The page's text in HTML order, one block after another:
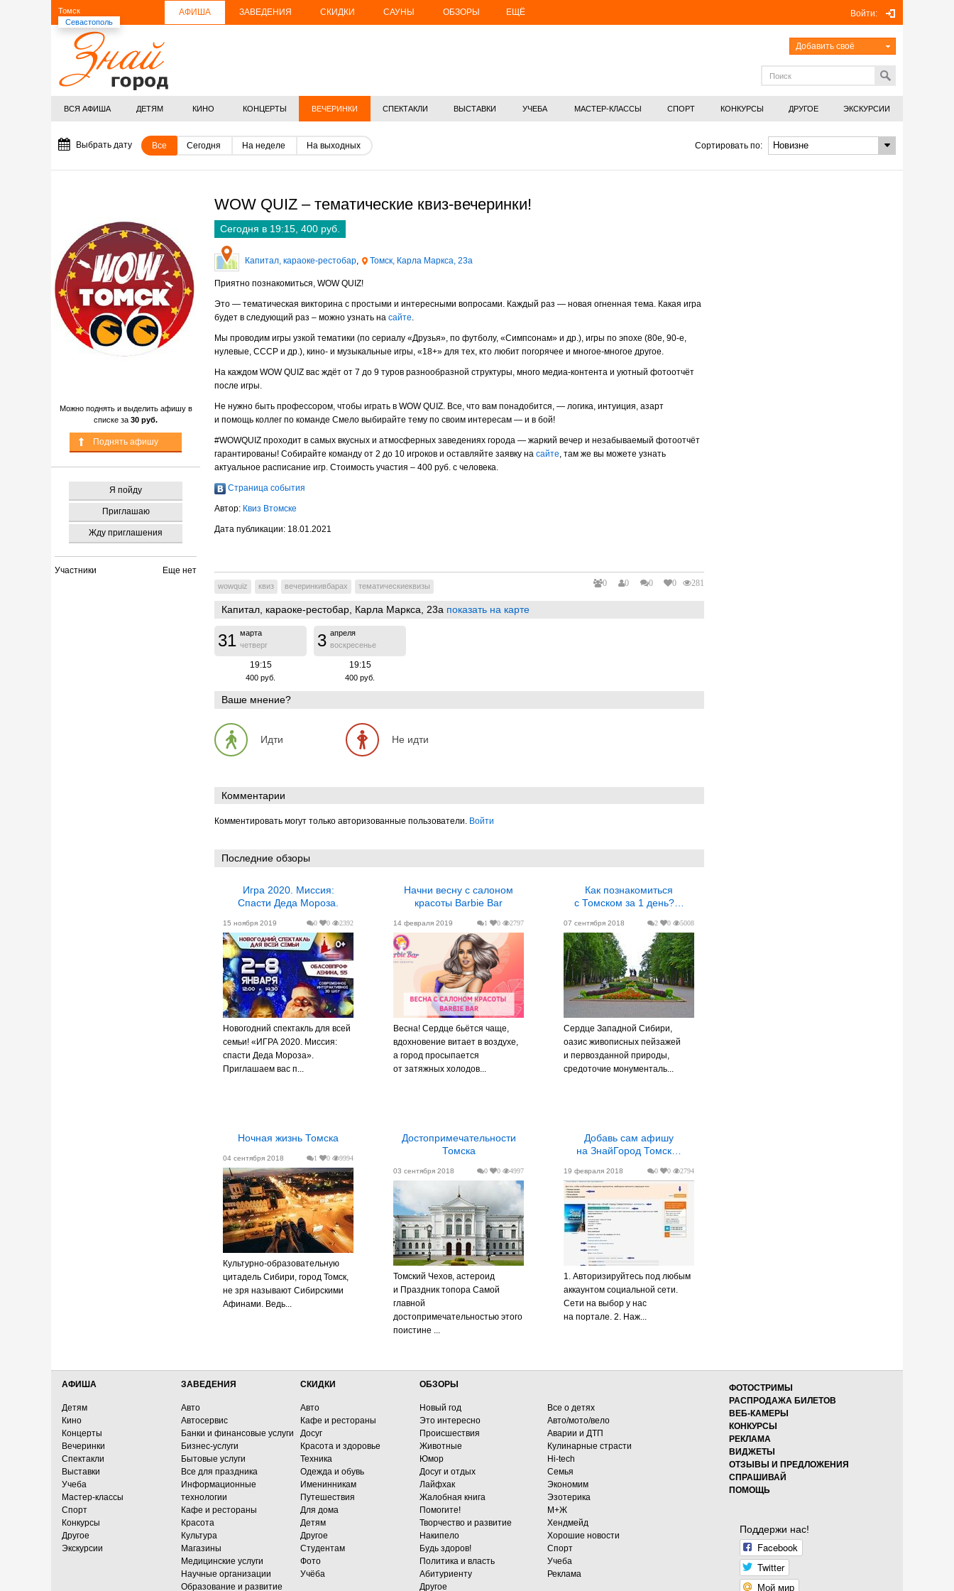
Томск
Севастополь
АФИША ЗАВЕДЕНИЯ СКИДКИ САУНЫ ОБЗОРЫ ЕЩЁ Войти:
Добавить своё
ВСЯ АФИША ДЕТЯМ КИНО КОНЦЕРТЫ ВЕЧЕРИНКИ СПЕКТАКЛИ ВЫСТАВКИ УЧЕБА МАСТЕР-КЛАССЫ СПОРТ КОНКУРСЫ ДРУГОЕ ЭКСКУРСИИ
Все Сегодня На неделе На выходных
Выбрать дату Сортировать по:
Можно поднять и выделить афишу в
списке за 30 руб.
Поднять афишу
Я пойду
Приглашаю
Жду приглашения
Участники Еще нет
WOW QUIZ – тематические квиз-вечеринки!
Сегодня в 19:15 400 руб.
Капитал, караоке-рестобар, Томск, Карла Маркса, 23а
Приятно познакомиться, WOW QUIZ!
Это — тематическая викторина с простыми и интересными вопросами. Каждый раз — новая огненная тема. Какая игра
будет в следующий раз – можно узнать на сайте.
Мы проводим игры узкой тематики (по сериалу «Друзья», по футболу, «Симпсонам» и др.), игры по эпохе (80е, 90-е,
нулевые, СССР и др.), кино- и музыкальные игры, «18+» для тех, кто любит погорячее и многое-многое другое.
На каждом WOW QUIZ вас ждёт от 7 до 9 туров разнообразной структуры, много медиа-контента и уютный фотоотчёт
после игры.
Не нужно быть профессором, чтобы играть в WOW QUIZ. Все, что вам понадобится, — логика, интуиция, азарт
и помощь коллег по команде Смело выбирайте тему по своим интересам — и в бой!
#WOWQUIZ проходит в самых вкусных и атмосферных заведениях города — жаркий вечер и незабываемый фотоотчёт
гарантированы! Собирайте команду от 2 до 10 игроков и оставляйте заявку на сайте, там же вы можете узнать
актуальное расписание игр. Стоимость участия – 400 руб. с человека.
Страница события
Автор: Квиз Втомске
Дата публикации: 18.01.2021
wowquiz квиз вечеринкивбарах тематическиеквизы 0 0 0 0 281
Капитал, караоке-рестобар , Карла Маркса, 23а показать на карте
31 марта
четверг
19:15
400 руб.
3 апреля
воскресенье
19:15
400 руб.
Ваше мнение?
Идти Не идти
Комментарии
Комментировать могут только авторизованные пользователи. Войти
Последние обзоры
Игра 2020. Миссия:
Спасти Деда Мороза.
0 0 2392
15 ноября 2019
Новогодний спектакль для всей
семьи! «ИГРА 2020. Миссия:
спасти Деда Мороза».
Приглашаем вас п...
Начни весну с салоном
красоты Barbie Bar
1 0 2797
14 февраля 2019
Весна! Сердце бьётся чаще,
вдохновение витает в воздухе,
а город просыпается
от затяжных холодов...
Как познакомиться
с Томском за 1 день?…
2 0 5008
07 сентября 2018
Сердце Западной Сибири,
оазис живописных пейзажей
и первозданной природы,
средоточие монументаль...
Ночная жизнь Томска
1 0 9994
04 сентября 2018
Культурно-образовательную
цитадель Сибири, город Томск,
не зря называют Сибирскими
Афинами. Ведь...
Достопримечательности
Томска
0 0 4997
03 сентября 2018
Томский Чехов, астероид
и Праздник топора Самой
главной
достопримечательностью этого
поистине ...
Добавь сам афишу
на ЗнайГород Томск…
0 0 2794
19 февраля 2018
1. Авторизируйтесь под любым
аккаунтом социальной сети.
Сети на выбор у нас
на портале. 2. Наж...
Поддержи нас!
Facebook
Twitter
Мой мир
АФИША
Детям
Кино
Концерты
Вечеринки
Спектакли
Выставки
Учеба
Мастер-классы
Спорт
Конкурсы
Другое
Экскурсии
ЗАВЕДЕНИЯ
Авто
Автосервис
Банки и финансовые услуги
Бизнес-услуги
Бытовые услуги
Все для праздника
Информационные
технологии
Кафе и рестораны
Красота
Культура
Магазины
Медицинские услуги
Научные организации
Образование и развитие
СКИДКИ
Авто
Кафе и рестораны
Досуг
Красота и здоровье
Техника
Одежда и обувь
Именинникам
Путешествия
Для дома
Детям
Другое
Студентам
Фото
Учёба
ОБЗОРЫ
Новый год
Все о детях
Это интересно
Авто/мото/вело
Происшествия
Аварии и ДТП
Животные
Кулинарные страсти
Юмор
Hi-tech
Досуг и отдых
Семья
Лайфхак
Экономим
Жалобная книга
Эзотерика
Помогите!
М+Ж
Творчество и развитие
Хендмейд
Накипело
Хорошие новости
Будь здоров!
Спорт
Политика и власть
Учеба
Абитуриенту
Реклама
Другое
ФОТОСТРИМЫ
РАСПРОДАЖА БИЛЕТОВ
ВЕБ-КАМЕРЫ
КОНКУРСЫ
РЕКЛАМА
ВИДЖЕТЫ
ОТЗЫВЫ И ПРЕДЛОЖЕНИЯ
СПРАШИВАЙ
ПОМОЩЬ